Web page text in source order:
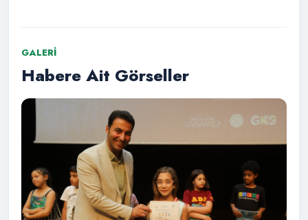
GALERI
Habere Ait Görseller